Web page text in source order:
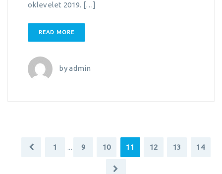
oklevelet 2019. […]
READ MORE
byadmin
1 ... 9 10 11 12 13 14